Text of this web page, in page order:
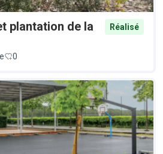
plantation de la
Réalisé
0